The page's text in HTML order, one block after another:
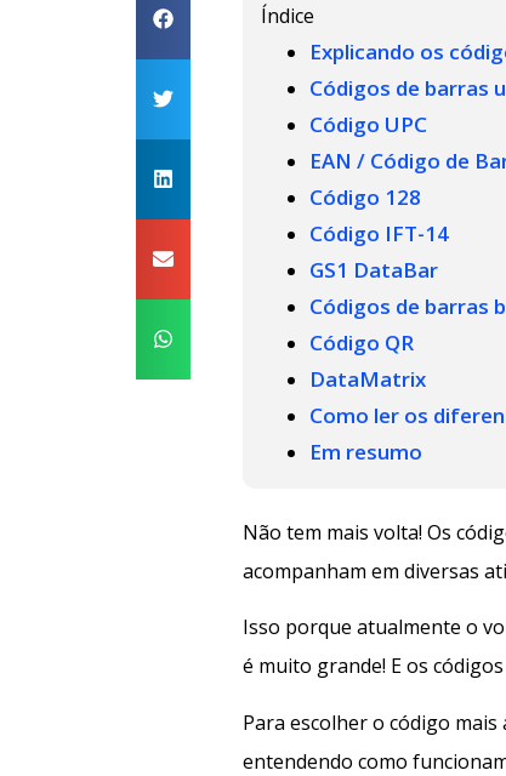
Índice
Explicando os
Códigos de barras
Código UPC
EAN / Código de
Código 128
Código IFT-14
GS1 DataBar
Códigos de barras
Código QR
DataMatrix
Como ler os
Em resumo
Não tem mais volta! Os
acompanham em diversas
Isso porque atualmente o
é muito grande! E os
Para escolher o código
entendendo como